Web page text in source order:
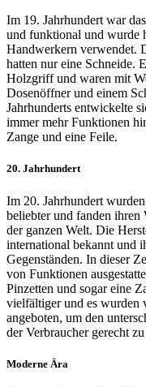
Im 19. Jahrhundert war
und funktional und wurde
Handwerkern verwendet.
hatten nur eine Schneide.
Holzgriff und waren mit
Dosenöffner und einem
Jahrhunderts entwickelte
immer mehr Funktionen
Zange und eine Feile.
20. Jahrhundert
Im 20. Jahrhundert
beliebter und fanden ihren
der ganzen Welt. Die
international bekannt und
Gegenständen. In dieser
von Funktionen
Pinzetten und sogar eine
vielfältiger und es wurden
angeboten, um den
der Verbraucher gerecht
Moderne Ära